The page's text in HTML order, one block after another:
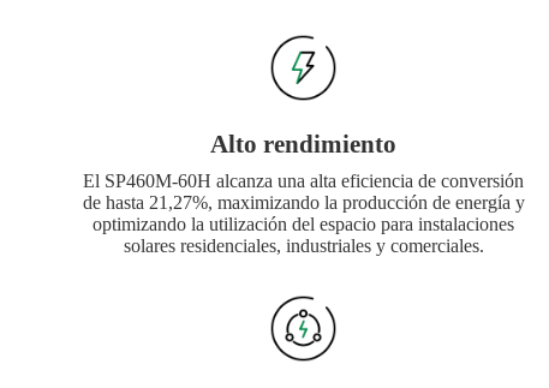
Alto rendimiento
El SP460M-60H alcanza una alta eficiencia de conversión
de hasta 21,27%, maximizando la producción de energía y
optimizando la utilización del espacio para instalaciones
solares residenciales, industriales y comerciales.